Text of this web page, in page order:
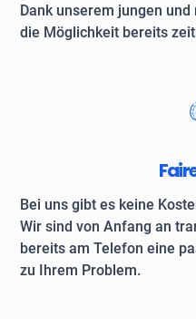
Dank unserem jungen
die Möglichkeit bereits
Bei uns gibt es keine
Wir sind von Anfang an
bereits am Telefon eine
zu Ihrem Problem.